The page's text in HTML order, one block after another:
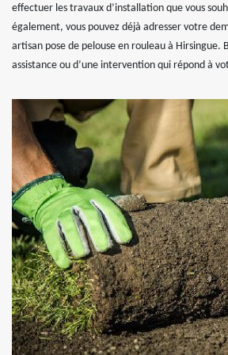
effectuer les travaux d’installation que vous
également, vous pouvez déjà adresser votre
artisan pose de pelouse en rouleau à Hirsingue.
assistance ou d’une intervention qui répond à